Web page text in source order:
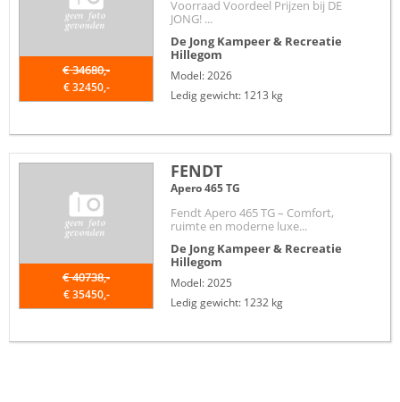
€ 34680,-
€ 32450,-
Voorraad Voordeel Prijzen bij DE
JONG! ...
De Jong Kampeer & Recreatie
Hillegom
Model: 2026
Ledig gewicht: 1213 kg
€ 40738,-
€ 35450,-
FENDT
Apero 465 TG
Fendt Apero 465 TG – Comfort,
ruimte en moderne luxe...
De Jong Kampeer & Recreatie
Hillegom
Model: 2025
Ledig gewicht: 1232 kg